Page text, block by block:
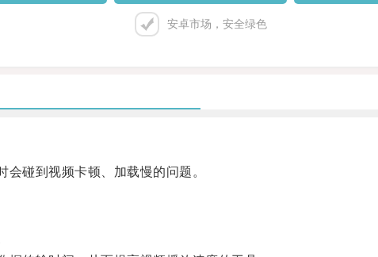
安卓市场，安全绿色
碰到视频卡顿、加载慢的问题。